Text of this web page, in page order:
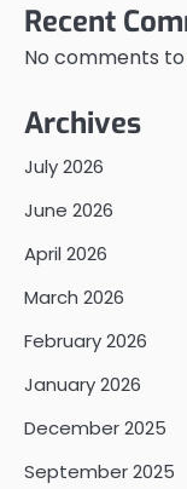
Recent
No comments to
Archives
July 2026
June 2026
April 2026
March 2026
February 2026
January 2026
December 2025
September 2025